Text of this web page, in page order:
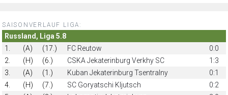
SAISONVERLAUF LIGA:
Russland, Liga 5.8
1.
(A) (17.) FC Reutow
0:0
2.
(H) (6.) CSKA Jekaterinburg Verkhy SC
1:3
3.
(A) (1.) Kuban Jekaterinburg Tsentralny
0:1
4.
(H) (7.) SC Goryatschi Kljutsch
0:2